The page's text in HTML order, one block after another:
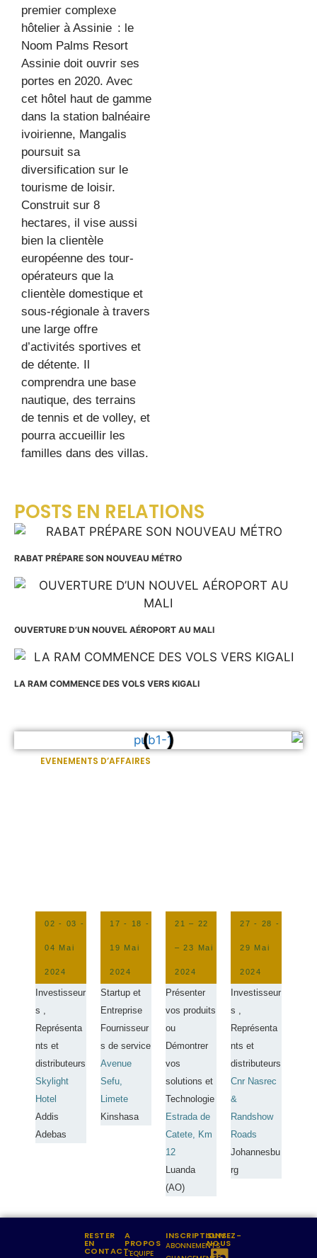
premier complexe
hôtelier à Assinie : le
Noom Palms Resort
Assinie doit ouvrir ses
portes en 2020. Avec
cet hôtel haut de gamme
dans la station balnéaire
ivoirienne, Mangalis
poursuit sa
diversification sur le
tourisme de loisir.
Construit sur 8
hectares, il vise aussi
bien la clientèle
européenne des tour-
opérateurs que la
clientèle domestique et
sous-régionale à travers
une large offre
d’activités sportives et
de détente. Il
comprendra une base
nautique, des terrains
de tennis et de volley, et
pourra accueillir les
familles dans des villas.
POSTS EN RELATIONS
RABAT PRÉPARE SON NOUVEAU MÉTRO
OUVERTURE D’UN NOUVEL AÉROPORT AU MALI
LA RAM COMMENCE DES VOLS VERS KIGALI
EVENEMENTS D’AFFAIRES
02 - 03 -
04 Mai
2024
Investisseur
s ,
Représenta
nts et
distributeurs
Skylight
Hotel
Addis
Adebas
17 - 18 -
19 Mai
2024
Startup et
Entreprise
Fournisseur
s de service
Avenue
Sefu,
Limete
Kinshasa
21 – 22
– 23 Mai
2024
Présenter
vos produits
ou
Démontrer
vos
solutions et
Technologie
Estrada de
Catete, Km
12
Luanda
(AO)
27 - 28 -
29 Mai
2024
Investisseur
s ,
Représenta
nts et
distributeurs
Cnr Nasrec
&
Randshow
Roads
Johannesbu
rg
RESTER
EN
CONTACT
A
PROPOS
L'EQUIPE
INSCRIPTIONS
ABONNEMENTS
SUIVEZ-
NOUS